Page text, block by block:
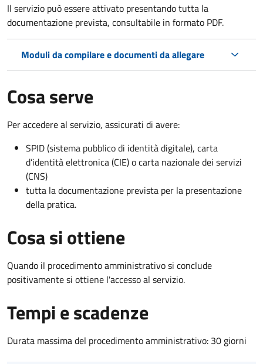
Il servizio può essere attivato presentando tutta la
documentazione prevista, consultabile in formato PDF.
Moduli da compilare e documenti da allegare
Cosa serve
Per accedere al servizio, assicurati di avere:
SPID (sistema pubblico di identità digitale), carta
d’identità elettronica (CIE) o carta nazionale dei servizi
(CNS)
tutta la documentazione prevista per la presentazione
della pratica.
Cosa si ottiene
Quando il procedimento amministrativo si conclude
positivamente si ottiene l'accesso al servizio.
Tempi e scadenze
Durata massima del procedimento amministrativo: 30 giorni